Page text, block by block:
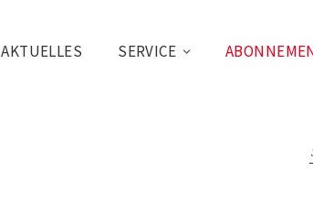
AKTUELLES SERVICE